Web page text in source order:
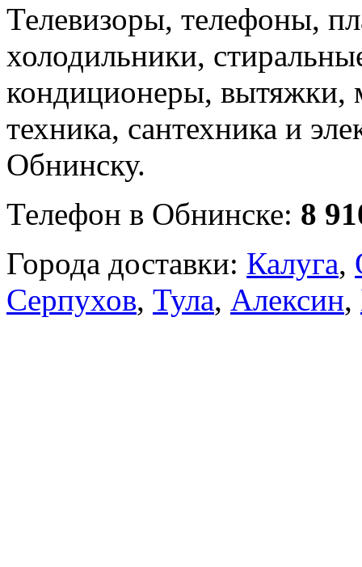
Телевизоры, телефоны,
холодильники,
кондиционеры, вытяжки,
техника, сантехника и
Обнинску.
Телефон в Обнинске: 8
Города доставки: Калуга,
Серпухов, Тула, Алексин,